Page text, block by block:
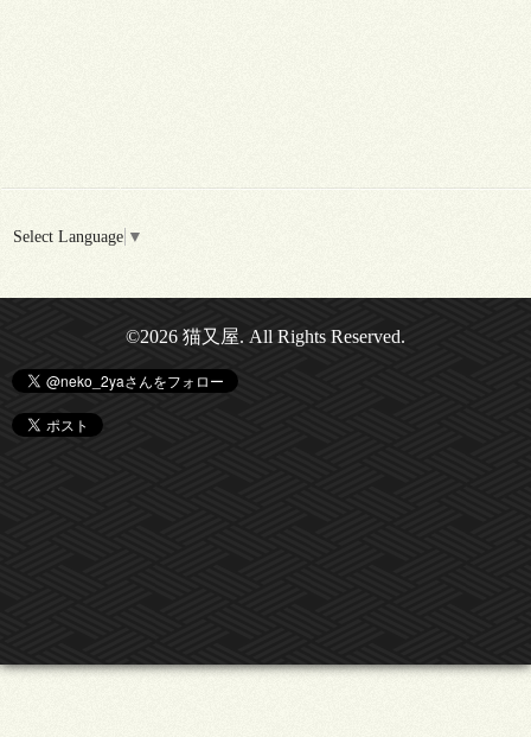
Select Language ▼
©2026 猫又屋. All Rights Reserved.